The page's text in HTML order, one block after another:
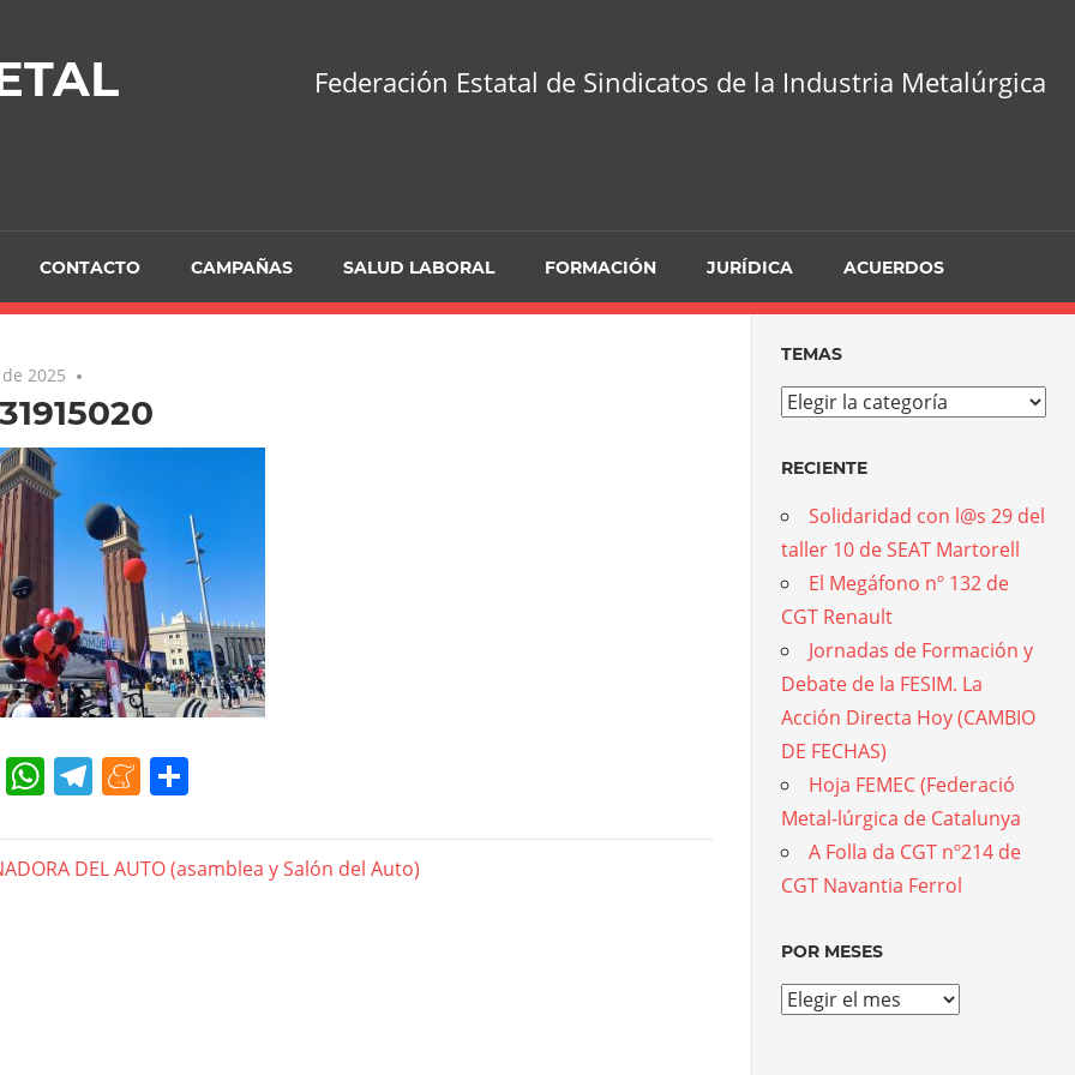
Federación Estatal de Sindicatos de la Industria Metalúrgica
CONTACTO CAMPAÑAS SALUD LABORAL FORMACIÓN JURÍDICA ACUERDOS
2025
Twitter
WhatsApp
Telegram
Meneame
DEL AUTO (asamblea y Salón del Auto)
TEMAS
Temas
RECIENTE
Solidaridad con l@s 29 del
taller 10 de SEAT Martorell
El Megáfono nº 132 de
CGT Renault
Jornadas de Formación y
Debate de la FESIM. La
Acción Directa Hoy (CAMBIO
DE FECHAS)
Hoja FEMEC (Federació
Metal-lúrgica de Catalunya
A Folla da CGT nº214 de
CGT Navantia Ferrol
POR MESES
Por